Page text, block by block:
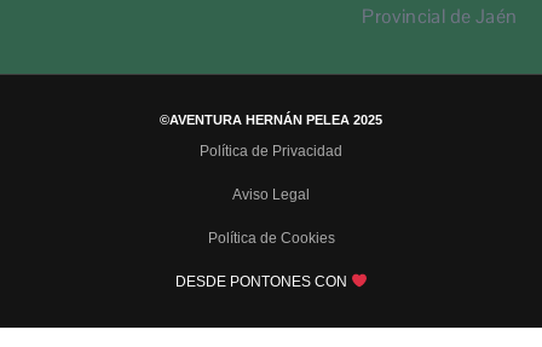
Provincial de Jaén
©AVENTURA HERNÁN PELEA 2025
Política de Privacidad
Aviso Legal
Política de Cookies
DESDE PONTONES CON